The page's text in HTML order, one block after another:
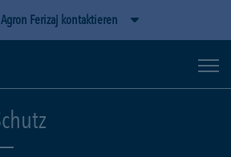
Agron Ferizaj kontaktieren